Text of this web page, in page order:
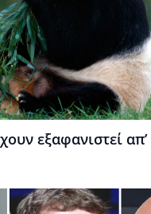
εξαφανιστεί απ’